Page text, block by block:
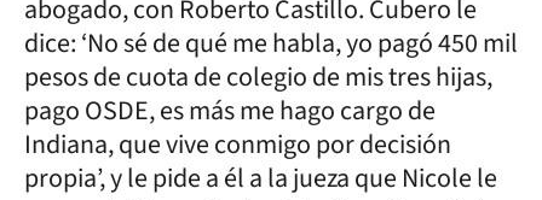
abogado, con Roberto Castillo. Cubero le
dice: ‘No sé de qué me habla, yo pagó 450 mil
pesos de cuota de colegio de mis tres hijas,
pago OSDE, es más me hago cargo de
Indiana, que vive conmigo por decisión
propia’, y le pide a él a la jueza que Nicole le